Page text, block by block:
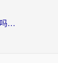
海外党必看：雷神手游和甜蜜蜂好用吗？3步选对回国加速器无缝刷国内资源